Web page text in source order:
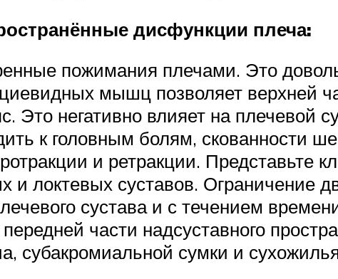
дисфункции плеча:
пожимания плечами. Это
мышц позволяет верхней
Это негативно влияет на плечевой
к головным болям, скованности
и ретракции. Представьте
и локтевых суставов. Ограничение
сустава и с течением
части надсуставного
субакромиальной сумки и